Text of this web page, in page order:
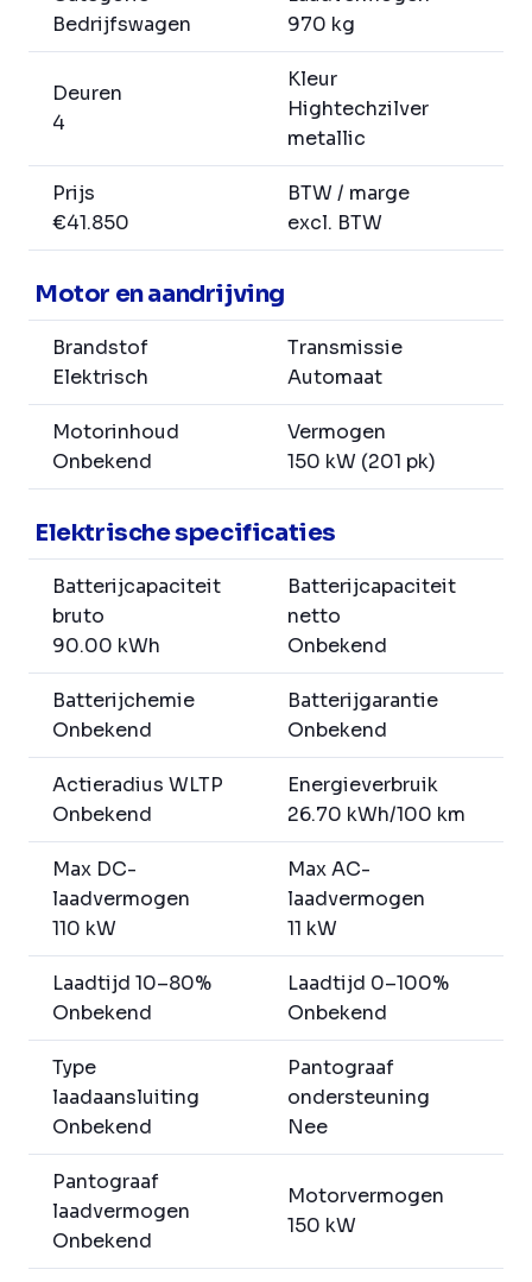
Bedrijfswagen
970 kg
Deuren
4
Kleur
Hightechzilver
metallic
Prijs
€41.850
BTW / marge
excl. BTW
Motor en aandrijving
Brandstof
Elektrisch
Transmissie
Automaat
Motorinhoud
Onbekend
Vermogen
150 kW (201 pk)
Elektrische specificaties
Batterijcapaciteit
bruto
90.00 kWh
Batterijcapaciteit
netto
Onbekend
Batterijchemie
Onbekend
Batterijgarantie
Onbekend
Actieradius WLTP
Onbekend
Energieverbruik
26.70 kWh/100 km
Max DC-
laadvermogen
110 kW
Max AC-
laadvermogen
11 kW
Laadtijd 10–80%
Onbekend
Laadtijd 0–100%
Onbekend
Type
laadaansluiting
Onbekend
Pantograaf
ondersteuning
Nee
Pantograaf
laadvermogen
Onbekend
Motorvermogen
150 kW